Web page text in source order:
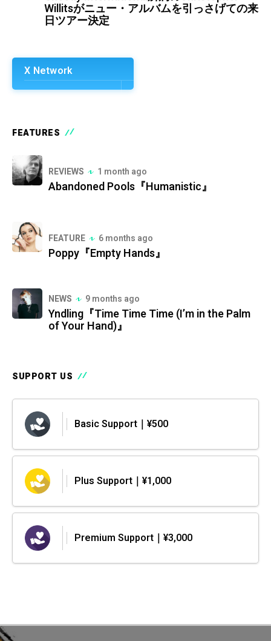
Willitsがニュー・アルバムを引っさげての来
日ツアー決定
X Network
FEATURES
REVIEWS 1 month ago
Abandoned Pools『Humanistic』
FEATURE 6 months ago
Poppy『Empty Hands』
NEWS 9 months ago
Yndling『Time Time Time (I’m in the Palm
of Your Hand)』
SUPPORT US
Basic Support｜¥500
Plus Support｜¥1,000
Premium Support｜¥3,000